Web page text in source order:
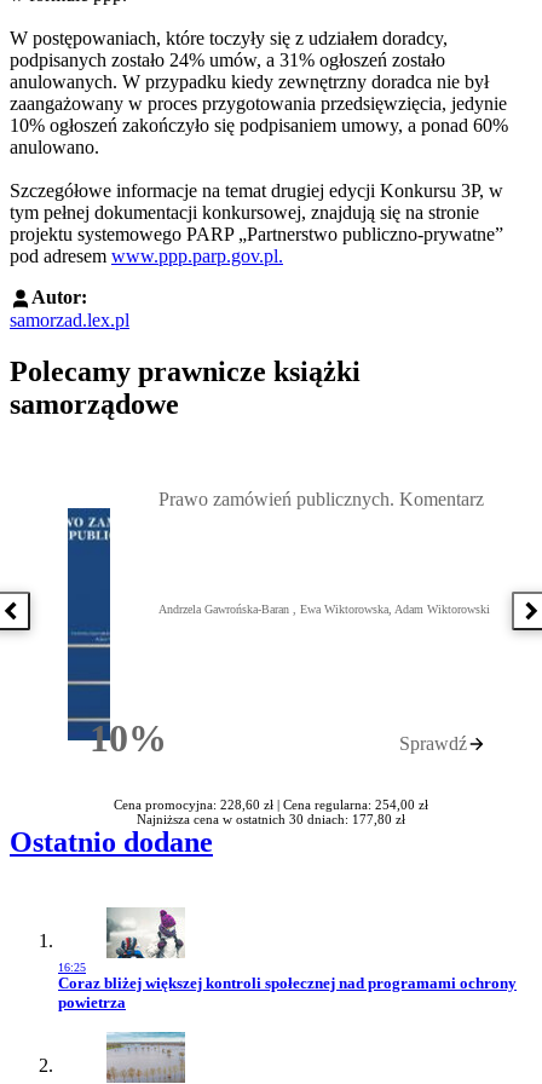
W postępowaniach, które toczyły się z udziałem doradcy,
podpisanych zostało 24% umów, a 31% ogłoszeń zostało
anulowanych. W przypadku kiedy zewnętrzny doradca nie był
zaangażowany w proces przygotowania przedsięwzięcia, jedynie
10% ogłoszeń zakończyło się podpisaniem umowy, a ponad 60%
anulowano.
Szczegółowe informacje na temat drugiej edycji Konkursu 3P, w
tym pełnej dokumentacji konkursowej, znajdują się na stronie
projektu systemowego PARP „Partnerstwo publiczno-prywatne”
pod adresem www.ppp.parp.gov.pl.
Autor:
samorzad.lex.pl
Polecamy prawnicze książki
samorządowe
Poprzednia książka
10%Rabatu
Prawo zamówień publicznych. Komentarz
Andrzela Gawrońska-Baran , Ewa Wiktorowska, Adam Wiktorowski
Sprawdź
Cena promocyjna: 228,60 zł | Cena regularna: 254,00 zł
Najniższa cena w ostatnich 30 dniach: 177,80 zł
Ostatnio dodane
16:25
Przejdź do artykułu:
Coraz bliżej większej kontroli społecznej nad programami ochrony
powietrza